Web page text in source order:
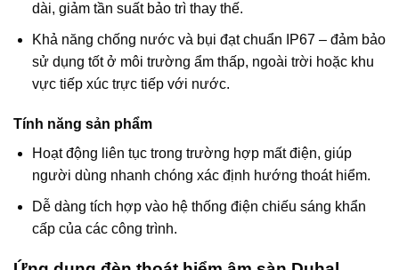
dài, giảm tần suất bảo trì thay thế.
Khả năng chống nước và bụi đạt chuẩn IP67 – đảm bảo
sử dụng tốt ở môi trường ẩm thấp, ngoài trời hoặc khu
vực tiếp xúc trực tiếp với nước.
Tính năng sản phẩm
Hoạt động liên tục trong trường hợp mất điện, giúp
người dùng nhanh chóng xác định hướng thoát hiểm.
Dễ dàng tích hợp vào hệ thống điện chiếu sáng khẩn
cấp của các công trình.